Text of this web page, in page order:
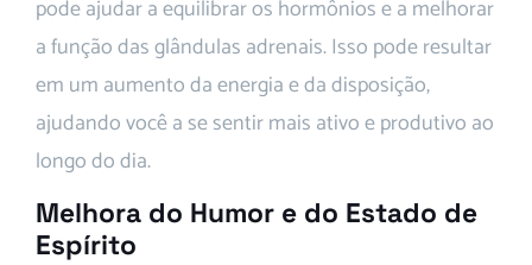
pode ajudar a equilibrar os hormônios e a melhorar
a função das glândulas adrenais. Isso pode resultar
em um aumento da energia e da disposição,
ajudando você a se sentir mais ativo e produtivo ao
longo do dia.
Melhora do Humor e do Estado de
Espírito